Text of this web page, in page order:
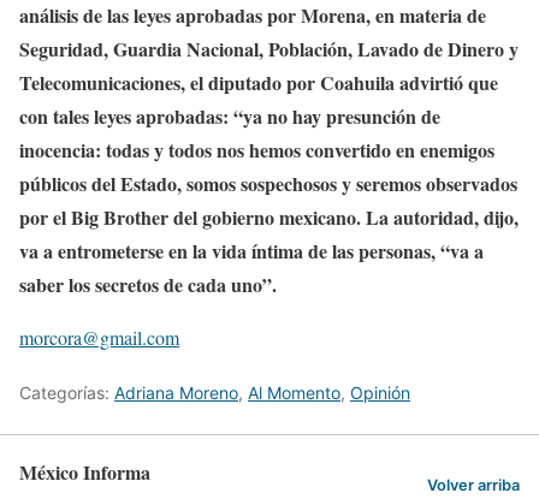
análisis de las leyes aprobadas por Morena, en materia de
Seguridad, Guardia Nacional, Población, Lavado de Dinero y
Telecomunicaciones, el diputado por Coahuila advirtió que
con tales leyes aprobadas: “ya no hay presunción de
inocencia: todas y todos nos hemos convertido en enemigos
públicos del Estado, somos sospechosos y seremos observados
por el Big Brother del gobierno mexicano.La autoridad, dijo,
va a entrometerse en la vida íntima de las personas, “va a
saber los secretos de cada uno”.
morcora@gmail.com
Categorías: Adriana Moreno, Al Momento, Opinión
México Informa Volver arriba